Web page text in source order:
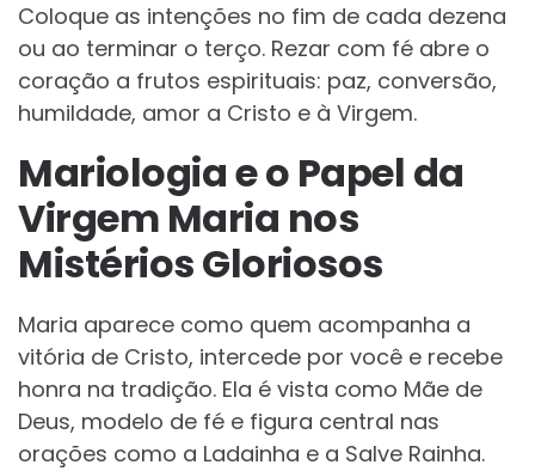
Coloque as intenções no fim de cada dezena
ou ao terminar o terço. Rezar com fé abre o
coração a frutos espirituais: paz, conversão,
humildade, amor a Cristo e à Virgem.
Mariologia e o Papel da
Virgem Maria nos
Mistérios Gloriosos
Maria aparece como quem acompanha a
vitória de Cristo, intercede por você e recebe
honra na tradição. Ela é vista como Mãe de
Deus, modelo de fé e figura central nas
orações como a Ladainha e a Salve Rainha.